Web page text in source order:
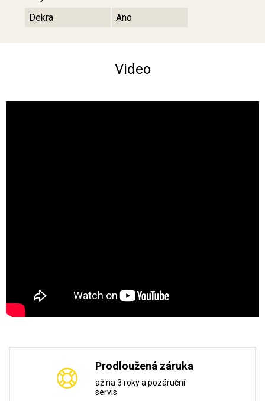
Dekra
Ano
Video
Prodloužená záruka
až na 3 roky a pozáruční
servis